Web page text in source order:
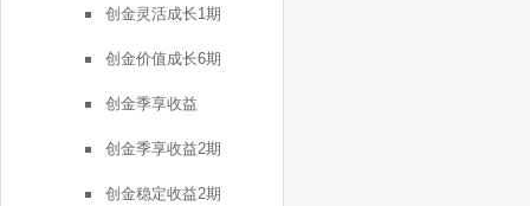
创金灵活成长1期
创金价值成长6期
创金季享收益
创金季享收益2期
创金稳定收益2期